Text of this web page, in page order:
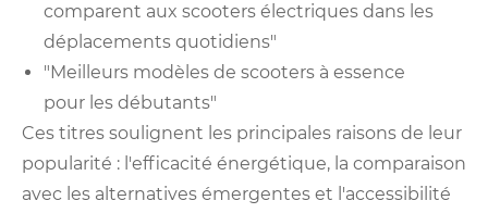
comparent aux scooters électriques dans les
déplacements quotidiens"
"Meilleurs modèles de scooters à essence
pour les débutants"
Ces titres soulignent les principales raisons de leur
popularité : l'efficacité énergétique, la comparaison
avec les alternatives émergentes et l'accessibilité